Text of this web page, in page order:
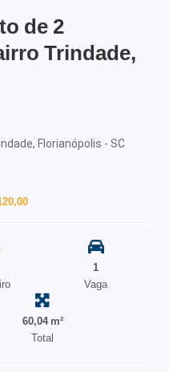
de 2
Trindade,
Florianópolis - SC
1
Vaga
60,04 m²
Total